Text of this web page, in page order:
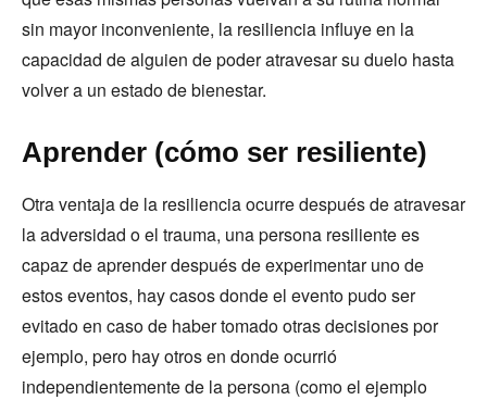
sin mayor inconveniente, la resiliencia influye en la
capacidad de alguien de poder atravesar su duelo hasta
volver a un estado de bienestar.
Aprender (cómo ser resiliente)
Otra ventaja de la resiliencia ocurre después de atravesar
la adversidad o el trauma, una persona resiliente es
capaz de aprender después de experimentar uno de
estos eventos, hay casos donde el evento pudo ser
evitado en caso de haber tomado otras decisiones por
ejemplo, pero hay otros en donde ocurrió
independientemente de la persona (como el ejemplo